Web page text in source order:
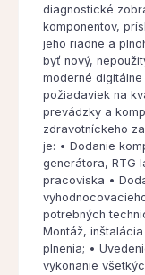
diagnostické
komponentov,
jeho riadne a
byť nový,
moderné
požiadaviek na
prevádzky a
zdravotníckeho
je: • Dodanie
generátora, RTG
pracoviska •
potrebných
Montáž,
plnenia; •
vykonanie